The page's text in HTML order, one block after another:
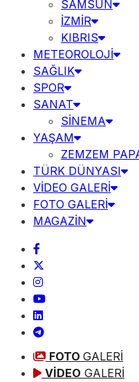
SAMSUN
İZMİR
KIBRIS
METEOROLOJİ
SAĞLIK
SPOR
SANAT
SİNEMA
YAŞAM
ZEMZEM
TÜRK DÜNYASI
VİDEO GALERİ
FOTO GALERİ
MAGAZİN
FOTO GALERİ
VİDEO GALERİ